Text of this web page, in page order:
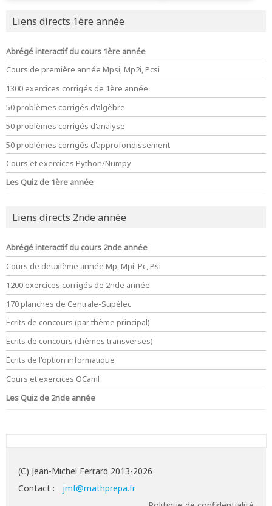
Liens directs 1ère année
Abrégé interactif du cours 1ère année
Cours de première année Mpsi, Mp2i, Pcsi
1300 exercices corrigés de 1ère année
50 problèmes corrigés d'algèbre
50 problèmes corrigés d'analyse
50 problèmes corrigés d'approfondissement
Cours et exercices Python/Numpy
Les Quiz de 1ère année
Liens directs 2nde année
Abrégé interactif du cours 2nde année
Cours de deuxième année Mp, Mpi, Pc, Psi
1200 exercices corrigés de 2nde année
170 planches de Centrale-Supélec
Écrits de concours (par thème principal)
Écrits de concours (thèmes transverses)
Écrits de l'option informatique
Cours et exercices OCaml
Les Quiz de 2nde année
(C) Jean-Michel Ferrard 2013-2026
Contact :
jmf@mathprepa.fr